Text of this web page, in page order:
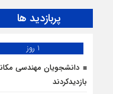
پربازدید ها
1 روز
دانشجویان مهندسی
بازديدكردند